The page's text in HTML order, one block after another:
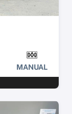
MANUAL